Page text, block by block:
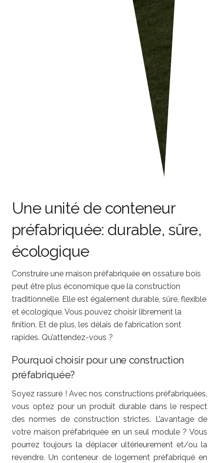
Une unité de conteneur
préfabriquée: durable, sûre,
écologique
Construire une maison préfabriquée en ossature bois
peut être plus économique que la construction
traditionnelle. Elle est également durable, sûre, flexible
et écologique. Vous pouvez choisir librement la
finition. Et de plus, les délais de fabrication sont
rapides. Qu’attendez-vous ?
Pourquoi choisir pour une construction
préfabriquée?
Soyez rassuré ! Avec nos constructions préfabriquées,
vous optez pour un produit durable dans le respect
des normes de construction strictes. L’avantage de
votre maison préfabriquée en un seul module ? Vous
pourrez toujours la déplacer ultérieurement et/ou la
revendre. Un conteneur de logement préfabriqué en